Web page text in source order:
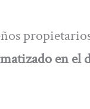
en el